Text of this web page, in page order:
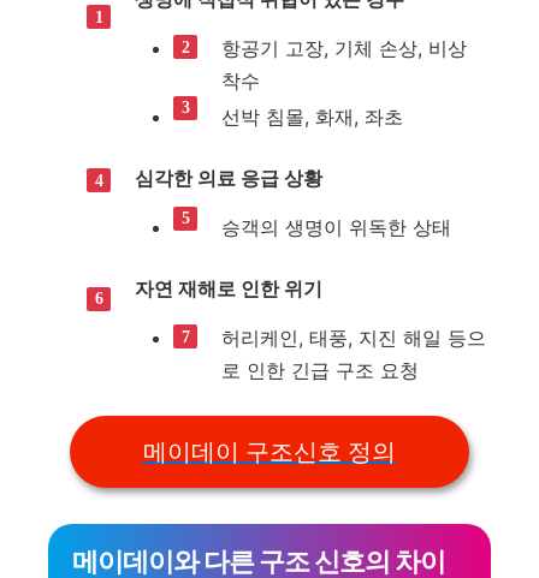
항공기 고장, 기체 손상, 비상
착수
선박 침몰, 화재, 좌초
심각한 의료 응급 상황
승객의 생명이 위독한 상태
자연 재해로 인한 위기
허리케인, 태풍, 지진 해일 등으
로 인한 긴급 구조 요청
메이데이 구조신호 정의
메이데이와 다른 구조 신호의 차이